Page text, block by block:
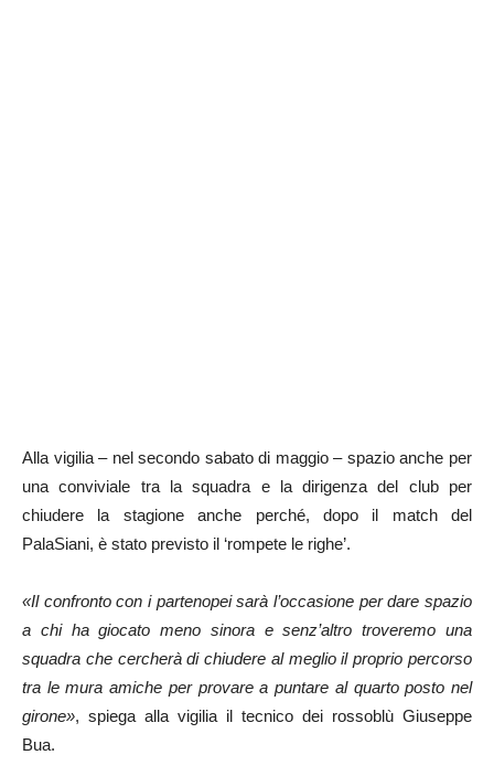
Alla vigilia – nel secondo sabato di maggio – spazio anche per
una conviviale tra la squadra e la dirigenza del club per
chiudere la stagione anche perché, dopo il match del
PalaSiani, è stato previsto il ‘rompete le righe’.
«Il confronto con i partenopei sarà l’occasione per dare spazio
a chi ha giocato meno sinora e senz’altro troveremo una
squadra che cercherà di chiudere al meglio il proprio percorso
tra le mura amiche per provare a puntare al quarto posto nel
girone», spiega alla vigilia il tecnico dei rossoblù Giuseppe
Bua.